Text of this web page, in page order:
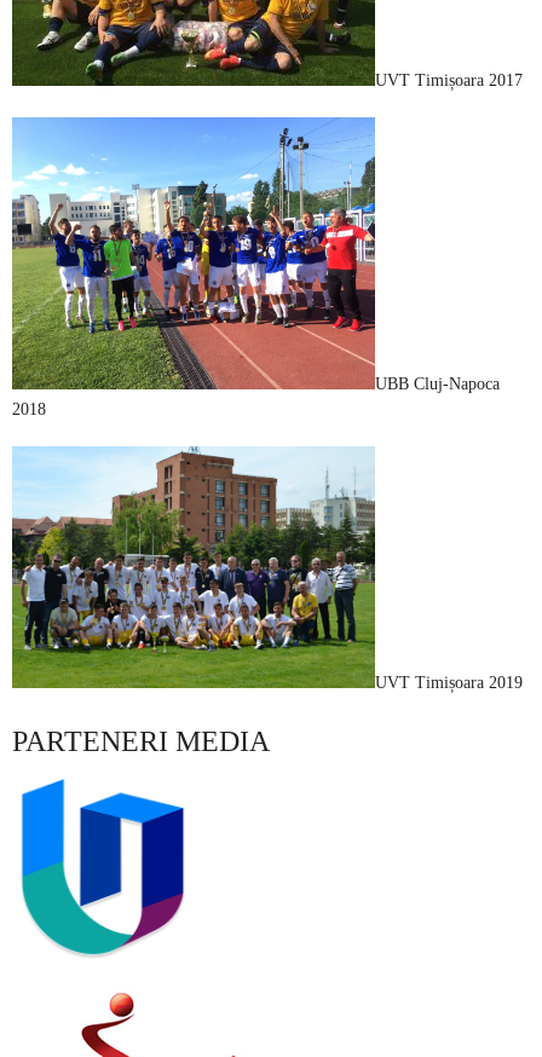
UVT Timișoara 2017
UBB Cluj-Napoca
2018
UVT Timișoara 2019
PARTENERI MEDIA